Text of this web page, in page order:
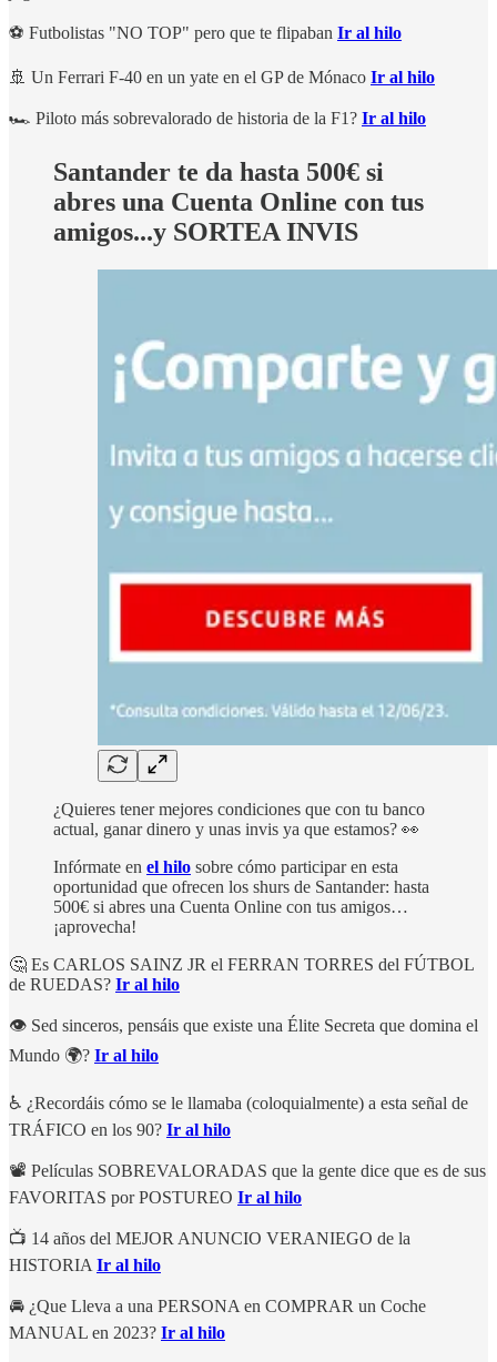
⚽ Futbolistas "NO TOP" pero que te flipaban Ir al hilo
🚢 Un Ferrari F-40 en un yate en el GP de Mónaco Ir al hilo
🏎 Piloto más sobrevalorado de historia de la F1? Ir al hilo
Santander te da hasta 500€ si
abres una Cuenta Online con tus
amigos...y SORTEA INVIS
¿Quieres tener mejores condiciones que con tu banco
actual, ganar dinero y unas invis ya que estamos? 👀
Infórmate en el hilo sobre cómo participar en esta
oportunidad que ofrecen los shurs de Santander: hasta
500€ si abres una Cuenta Online con tus amigos…
¡aprovecha!
🤔 Es CARLOS SAINZ JR el FERRAN TORRES del FÚTBOL
de RUEDAS? Ir al hilo
👁 Sed sinceros, pensáis que existe una Élite Secreta que domina el
Mundo 🌍? Ir al hilo
♿ ¿Recordáis cómo se le llamaba (coloquialmente) a esta señal de
TRÁFICO en los 90? Ir al hilo
📽 Películas SOBREVALORADAS que la gente dice que es de sus
FAVORITAS por POSTUREO Ir al hilo
📺 14 años del MEJOR ANUNCIO VERANIEGO de la
HISTORIA Ir al hilo
🚘 ¿Que Lleva a una PERSONA en COMPRAR un Coche
MANUAL en 2023? Ir al hilo